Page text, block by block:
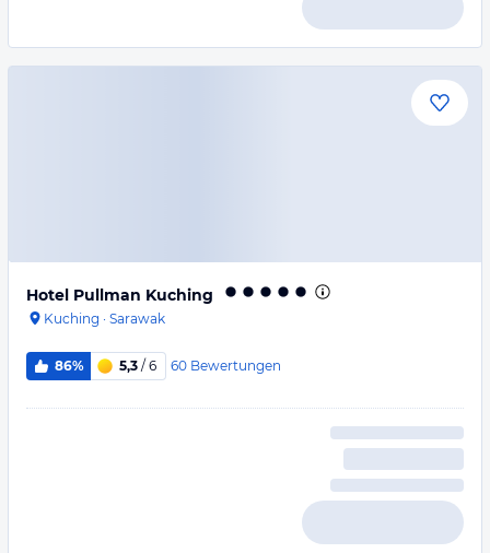
Hotel Pullman Kuching
Kuching · Sarawak
86% 5,3 / 6 60 Bewertungen